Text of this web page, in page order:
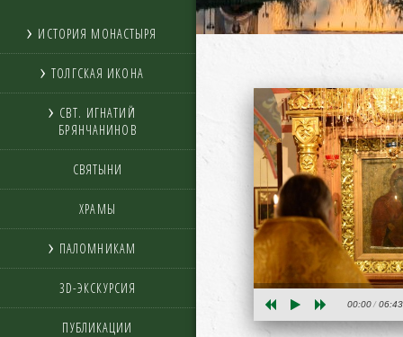
ИСТОРИЯ МОНАСТЫРЯ
ТОЛГСКАЯ ИКОНА
СВТ. ИГНАТИЙ
БРЯНЧАНИНОВ
СВЯТЫНИ
ХРАМЫ
ПАЛОМНИКАМ
3D-ЭКСКУРСИЯ
ПУБЛИКАЦИИ
00:00 06:43